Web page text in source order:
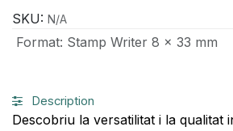
SKU: N/A
Format: Stamp Writer 8 x 33 mm
Description
Descobriu la versatilitat i la qualitat